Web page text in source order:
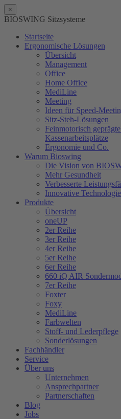
×
BIOSWING Sitzsysteme
Startseite
Ergonomische Lösungen
Übersicht
Management
Office
Home Office
MediLine
Meeting
Ideen für Speed-
Sitz-Steh-Lösungen
Feinmotorisch
Kassenarbeitsplätze
Ergonomie und Co.
Warum Bioswing
Die Vision von
Mehr Gesundheit
Verbesserte
Innovative Technologie
Produkte
Übersicht
oneUP
2er Reihe
3er Reihe
4er Reihe
5er Reihe
6er Reihe
660 iQ AIR
7er Reihe
Foxter
Foxy
MediLine
Farbwelten
Stoff- und Lederpflege
Sonderlösungen
Fachhändler
Service
Über uns
Unternehmen
Ansprechpartner
Partnerschaften
Blog
Jobs